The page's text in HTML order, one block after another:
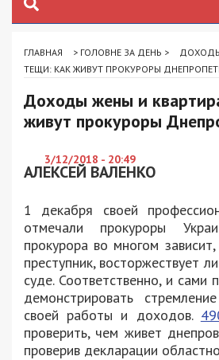
ГЛАВНАЯ > ГОЛОВНЕ ЗА ДЕНЬ >
ТЕЩИ: КАК ЖИВУТ ПРОКУРОРЫ
Доходы жены и
живут прокуроры
3/12/2018 - 20:49
АЛЕКСЕЙ ВАЛЕНКО
1 декабря своей
отмечали прокуроры
прокурора во многом
преступник, восторжествует
суде. Соответственно, и сами
демонстрировать
своей работы и доходов.
проверить, чем живет
проверив декларации